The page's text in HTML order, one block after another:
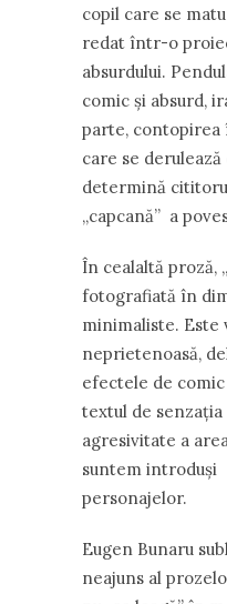
copil care se
redat într-o
absurdului.
comic şi absurd,
parte,
care se
determină
,,capcană” a
În cealaltă proză,
fotografiată în
minimaliste. Este
neprietenoasă,
efectele de
textul de senzaţia
agresivitate a
suntem introduşi
personajelor.
Eugen Bunaru
neajuns al